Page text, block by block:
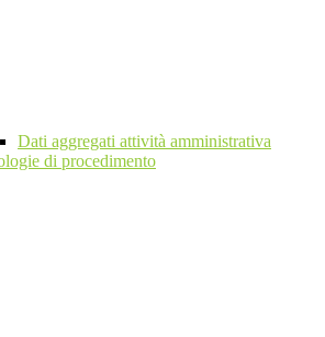
Dati aggregati attività amministrativa
di procedimento